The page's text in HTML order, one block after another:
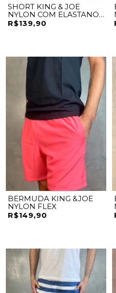
SHORT KING & JOE
NYLON COM ELASTANO
PRAIA
R$139,90
BERMUDA KING &JOE
NYLON FLEX
R$149,90